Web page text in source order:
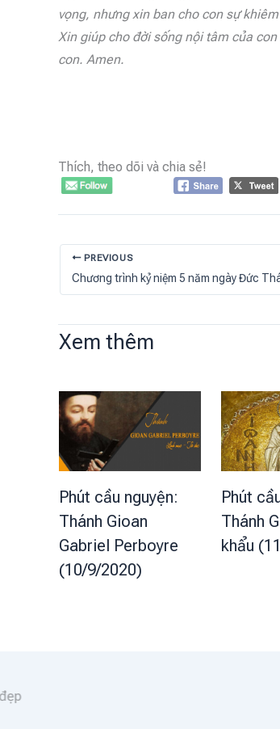
vọng, nhưng xin ban cho con sự
Xin giúp cho đời sống nội tâm của
con. Amen.
Thích, theo dõi và chia sẻ!
PREVIOUS
Xem thêm
Phút cầu nguyện:
Thánh Gioan
Gabriel Perboyre
(10/9/2020)
Phút
Thánh
khẩu